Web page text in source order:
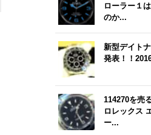
ローラー１
のか...
新型デイト
発表！！
114270を売
ロレックス
ー...